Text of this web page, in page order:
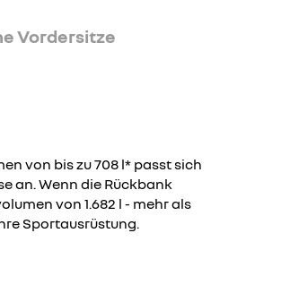
Vordersitze
von bis zu 708 l* passt sich
an. Wenn die Rückbank
von 1.682 l - mehr als
Sportausrüstung.